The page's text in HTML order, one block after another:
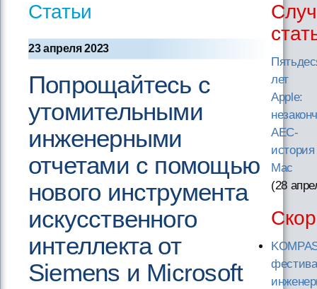
Статьи
23 апреля 2023
Попрощайтесь с
утомительными
инженерными
отчетами с помощью
нового инструмента
искусственного
интеллекта от
Siemens и Microsoft
лет
Apple:
AEC-
история
Mac
(28